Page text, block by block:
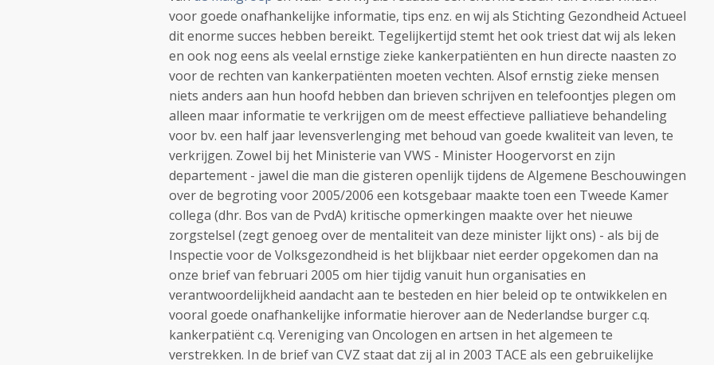
voor goede onafhankelijke informatie, tips enz. en wij als Stichting Gezondheid Actueel
dit enorme succes hebben bereikt. Tegelijkertijd stemt het ook triest dat wij als leken
en ook nog eens als veelal ernstige zieke kankerpatiënten en hun directe naasten zo
voor de rechten van kankerpatiënten moeten vechten. Alsof ernstig zieke mensen
niets anders aan hun hoofd hebben dan brieven schrijven en telefoontjes plegen om
alleen maar informatie te verkrijgen om de meest effectieve palliatieve behandeling
voor bv. een half jaar levensverlenging met behoud van goede kwaliteit van leven, te
verkrijgen. Zowel bij het Ministerie van VWS - Minister Hoogervorst en zijn
departement - jawel die man die gisteren openlijk tijdens de Algemene Beschouwingen
over de begroting voor 2005/2006 een kotsgebaar maakte toen een Tweede Kamer
collega (dhr. Bos van de PvdA) kritische opmerkingen maakte over het nieuwe
zorgstelsel (zegt genoeg over de mentaliteit van deze minister lijkt ons) - als bij de
Inspectie voor de Volksgezondheid is het blijkbaar niet eerder opgekomen dan na
onze brief van februari 2005 om hier tijdig vanuit hun organisaties en
verantwoordelijkheid aandacht aan te besteden en hier beleid op te ontwikkelen en
vooral goede onafhankelijke informatie hierover aan de Nederlandse burger c.q.
kankerpatiënt c.q. Vereniging van Oncologen en artsen in het algemeen te
verstrekken. In de brief van CVZ staat dat zij al in 2003 TACE als een gebruikelijke